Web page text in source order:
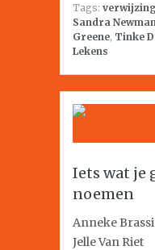
Tags:
Sandra Newman
Greene, Tinke
Lekens
Iets wat je
noemen
Anneke
Jelle Van Riet